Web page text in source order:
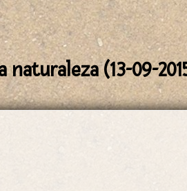
naturaleza (13-09-